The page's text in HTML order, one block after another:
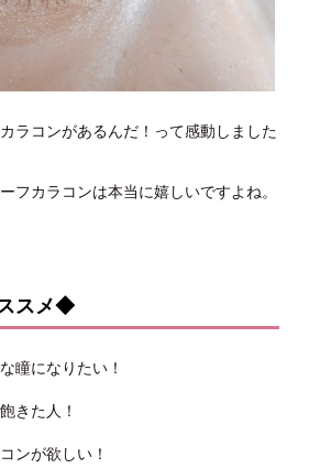
ラコンがあるんだ！って感動しました
フカラコンは本当に嬉しいですよね。
スメ◆
瞳になりたい！
きた人！
ンが欲しい！